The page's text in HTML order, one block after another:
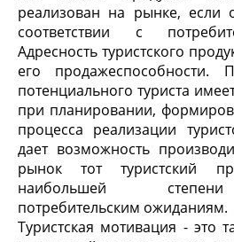
реализован на рынке, если
соответствии с
Адресность туристского
его продажеспособности.
потенциального туриста
при планировании,
процесса реализации
дает возможность
рынок тот туристский
наибольшей степени
потребительским ожиданиям.
Туристская мотивация - это